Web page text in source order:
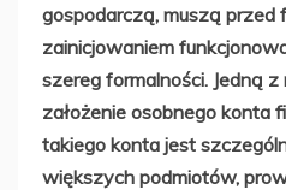
gospodarczą, muszą przed
zainicjowaniem
szereg formalności. Jedną
założenie osobnego konta
takiego konta jest
większych podmiotów,